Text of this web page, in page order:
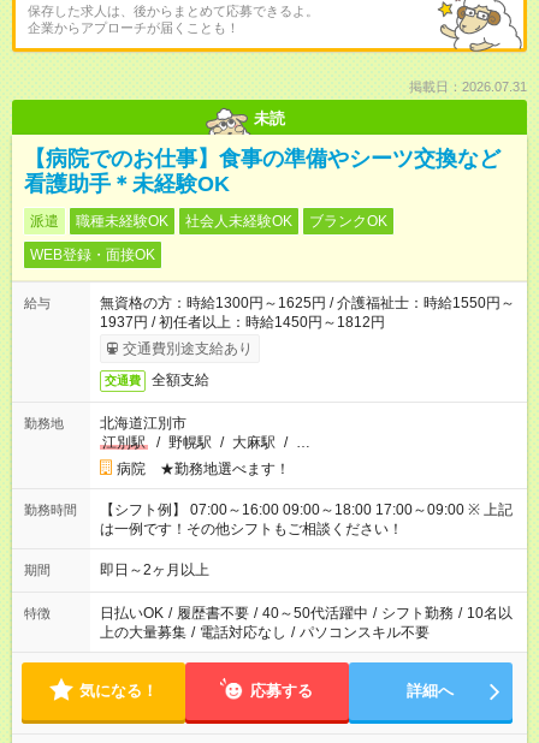
保存した求人は、後からまとめて応募できるよ。
企業からアプローチが届くことも！
掲載日：2026.07.31
未読
【病院でのお仕事】食事の準備やシーツ交換など
看護助手＊未経験OK
派遣 職種未経験OK 社会人未経験OK
ブランクOK
WEB登録・面接OK
給与
無資格の方：時給1300円～1625円 / 介護福祉士：時給1550円～
1937円 / 初任者以上：時給1450円～1812円
交通費別途支給あり
交通費 全額支給
勤務地
北海道江別市
江別駅
/ 野幌駅 / 大麻駅 / …
病院 ★勤務地選べます！
勤務時間
【シフト例】 07:00～16:00 09:00～18:00 17:00～09:00 ※ 上記
は一例です！その他シフトもご相談ください！
期間 即日～2ヶ月以上
特徴 日払いOK / 履歴書不要 / 40～50代活躍中 / シフト勤務 / 10名以
上の大量募集 / 電話対応なし / パソコンスキル不要
気になる！ 応募する 詳細へ